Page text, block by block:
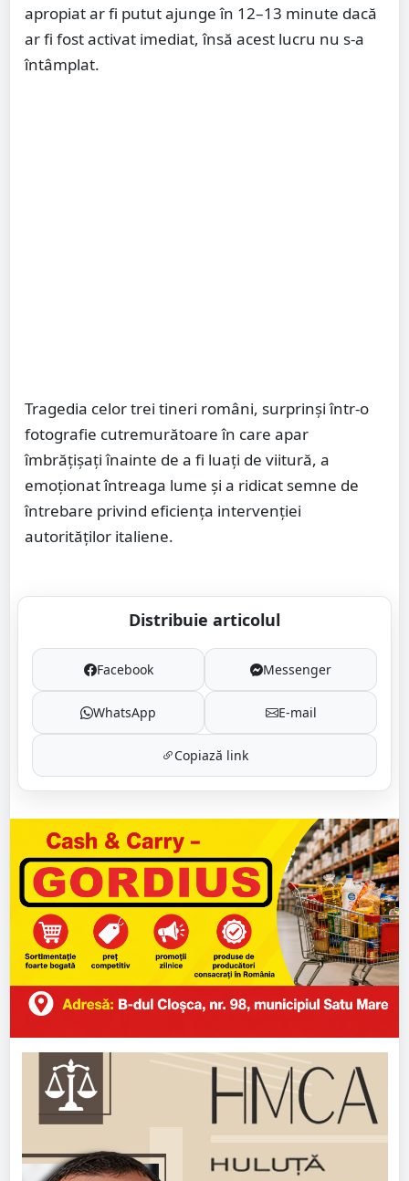
apropiat ar fi putut ajunge în 12–13 minute dacă
ar fi fost activat imediat, însă acest lucru nu s-a
întâmplat.
Tragedia celor trei tineri români, surprinși într-o
fotografie cutremurătoare în care apar
îmbrățișați înainte de a fi luați de viitură, a
emoționat întreaga lume și a ridicat semne de
întrebare privind eficiența intervenției
autorităților italiene.
Distribuie articolul
Facebook Messenger
WhatsApp E-mail
Copiază link